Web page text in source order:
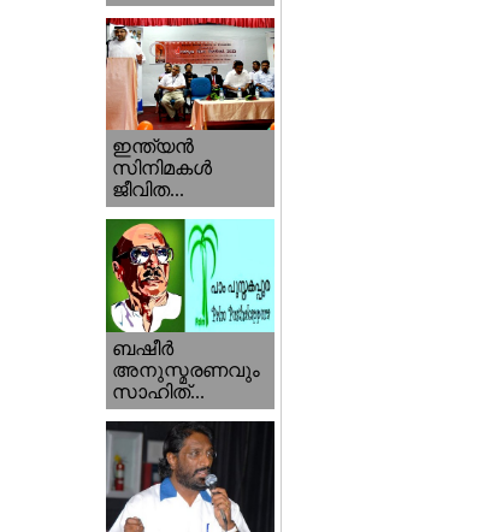
ഇന്ത്യന്‍
സിനിമകള്‍
ജീവിത...
ബഷീര്‍
അനുസ്മരണവും
സാഹിത്...